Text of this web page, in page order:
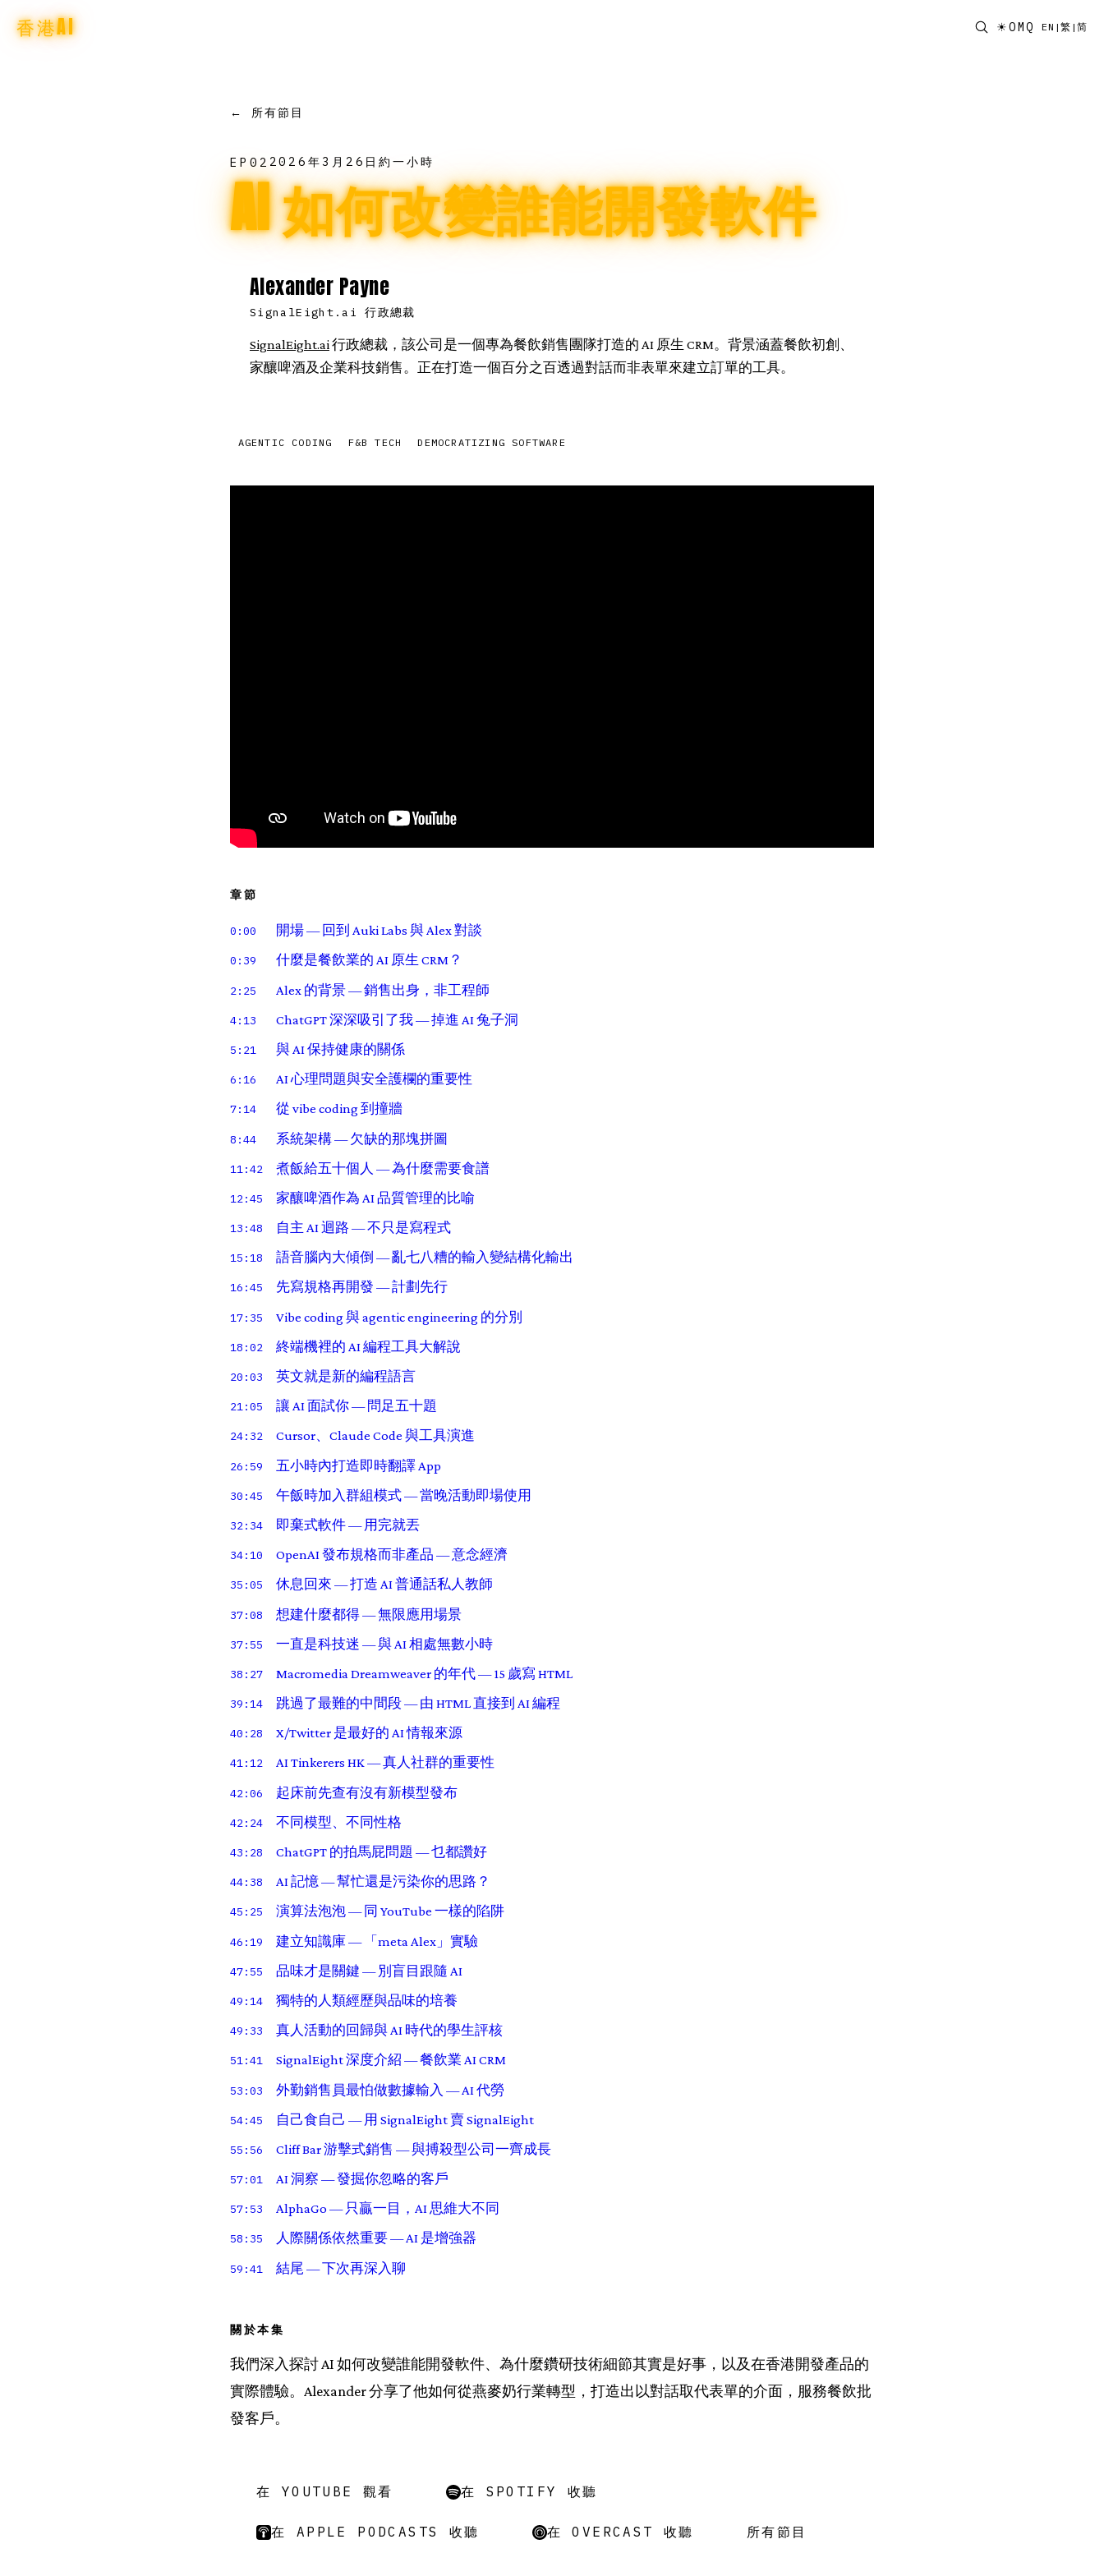
香港AI ☀OMQ EN |繁 |简
← 所有節目
EP 02 2026年3月26日約一小時
AI 如何改變誰能開發軟件
Alexander Payne
SignalEight.ai 行政總裁
SignalEight.ai行政總裁，該公司是一個專為餐飲銷售團隊打造的 AI 原生 CRM。背景涵蓋餐飲初創、
家釀啤酒及企業科技銷售。正在打造一個百分之百透過對話而非表單來建立訂單的工具。
AGENTIC CODING F&B TECH DEMOCRATIZING SOFTWARE
章節
0:00 開場 — 回到 Auki Labs 與 Alex 對談
0:39 什麼是餐飲業的 AI 原生 CRM？
2:25 Alex 的背景 — 銷售出身，非工程師
4:13 ChatGPT 深深吸引了我 — 掉進 AI 兔子洞
5:21 與 AI 保持健康的關係
6:16 AI 心理問題與安全護欄的重要性
7:14 從 vibe coding 到撞牆
8:44 系統架構 — 欠缺的那塊拼圖
11:42 煮飯給五十個人 — 為什麼需要食譜
12:45 家釀啤酒作為 AI 品質管理的比喻
13:48 自主 AI 迴路 — 不只是寫程式
15:18 語音腦內大傾倒 — 亂七八糟的輸入變結構化輸出
16:45 先寫規格再開發 — 計劃先行
17:35 Vibe coding 與 agentic engineering 的分別
18:02 終端機裡的 AI 編程工具大解說
20:03 英文就是新的編程語言
21:05 讓 AI 面試你 — 問足五十題
24:32 Cursor、Claude Code 與工具演進
26:59 五小時內打造即時翻譯 App
30:45 午飯時加入群組模式 — 當晚活動即場使用
32:34 即棄式軟件 — 用完就丟
34:10 OpenAI 發布規格而非產品 — 意念經濟
35:05 休息回來 — 打造 AI 普通話私人教師
37:08 想建什麼都得 — 無限應用場景
37:55 一直是科技迷 — 與 AI 相處無數小時
38:27 Macromedia Dreamweaver 的年代 — 15 歲寫 HTML
39:14 跳過了最難的中間段 — 由 HTML 直接到 AI 編程
40:28 X/Twitter 是最好的 AI 情報來源
41:12 AI Tinkerers HK — 真人社群的重要性
42:06 起床前先查有沒有新模型發布
42:24 不同模型、不同性格
43:28 ChatGPT 的拍馬屁問題 — 乜都讚好
44:38 AI 記憶 — 幫忙還是污染你的思路？
45:25 演算法泡泡 — 同 YouTube 一樣的陷阱
46:19 建立知識庫 — 「meta Alex」實驗
47:55 品味才是關鍵 — 別盲目跟隨 AI
49:14 獨特的人類經歷與品味的培養
49:33 真人活動的回歸與 AI 時代的學生評核
51:41 SignalEight 深度介紹 — 餐飲業 AI CRM
53:03 外勤銷售員最怕做數據輸入 — AI 代勞
54:45 自己食自己 — 用 SignalEight 賣 SignalEight
55:56 Cliff Bar 游擊式銷售 — 與搏殺型公司一齊成長
57:01 AI 洞察 — 發掘你忽略的客戶
57:53 AlphaGo — 只贏一目，AI 思維大不同
58:35 人際關係依然重要 — AI 是增強器
59:41 結尾 — 下次再深入聊
關於本集
我們深入探討 AI 如何改變誰能開發軟件、為什麼鑽研技術細節其實是好事，以及在香港開發產品的
實際體驗。Alexander 分享了他如何從燕麥奶行業轉型，打造出以對話取代表單的介面，服務餐飲批
發客戶。
在 YOUTUBE 觀看 在 SPOTIFY 收聽
在 APPLE PODCASTS 收聽 在 OVERCAST 收聽 所有節目